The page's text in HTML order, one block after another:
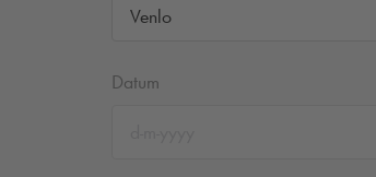
Venlo
Datum